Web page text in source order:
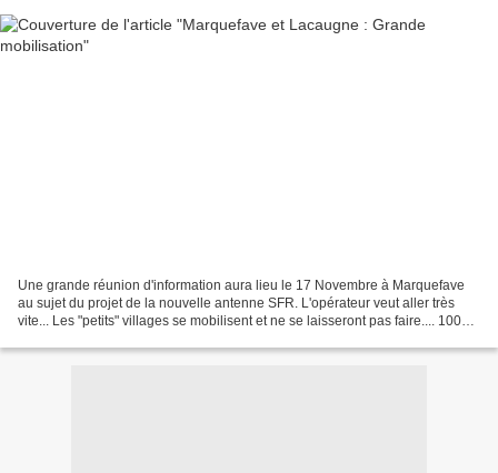
Une grande réunion d'information aura lieu le 17 Novembre à Marquefave
au sujet du projet de la nouvelle antenne SFR. L'opérateur veut aller très
vite... Les "petits" villages se mobilisent et ne se laisseront pas faire.... 1000